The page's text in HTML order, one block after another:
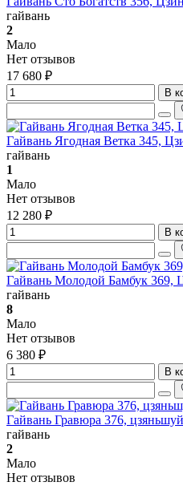
гайвань
2
Мало
Нет отзывов
17 680 ₽
В
Гайвань Ягодная Ветка 345,
гайвань
1
Мало
Нет отзывов
12 280 ₽
В
Гайвань Молодой Бамбук 369,
гайвань
8
Мало
Нет отзывов
6 380 ₽
В
Гайвань Гравюра 376,
гайвань
2
Мало
Нет отзывов